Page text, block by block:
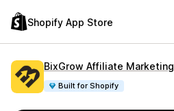
Shopify App Store
BixGrow Affiliate Marketing
Built for Shopify